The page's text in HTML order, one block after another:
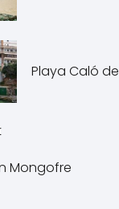
Playa Caló
Mongofre